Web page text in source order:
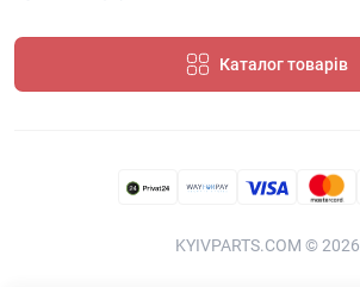
Каталог товарів
KYIVPARTS.COM © 2026